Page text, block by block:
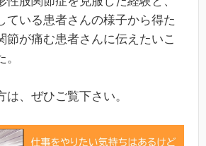
ている患者さんの様子から得た
節が痛む患者さんに伝えたいこ
は、ぜひご覧下さい。